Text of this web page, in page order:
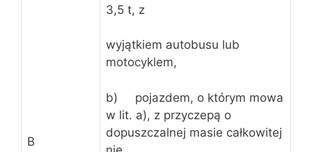
B
3,5 t, z
wyjątkiem autobusu lub
motocyklem,
b) pojazdem, o którym mowa
w lit. a), z przyczepą o
dopuszczalnej masie całkowitej